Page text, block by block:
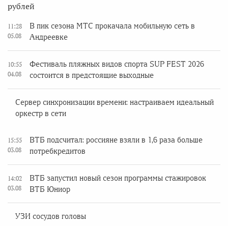
рублей
11:28
05.08
В пик сезона МТС прокачала мобильную сеть в
Андреевке
10:55
04.08
Фестиваль пляжных видов спорта SUP FEST 2026
состоится в предстоящие выходные
Сервер синхронизации времени: настраиваем идеальный
оркестр в сети
15:55
03.08
ВТБ подсчитал: россияне взяли в 1,6 раза больше
потребкредитов
14:02
03.08
ВТБ запустил новый сезон программы стажировок
ВТБ Юниор
УЗИ сосудов головы